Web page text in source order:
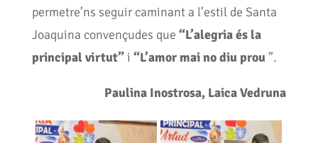
permetre’ns seguir caminant a l’estil de Santa
Joaquina convençudes que “L’alegria és la
principal virtut”i “L’amor mai no diu prou ”.
Paulina Inostrosa, Laica Vedruna